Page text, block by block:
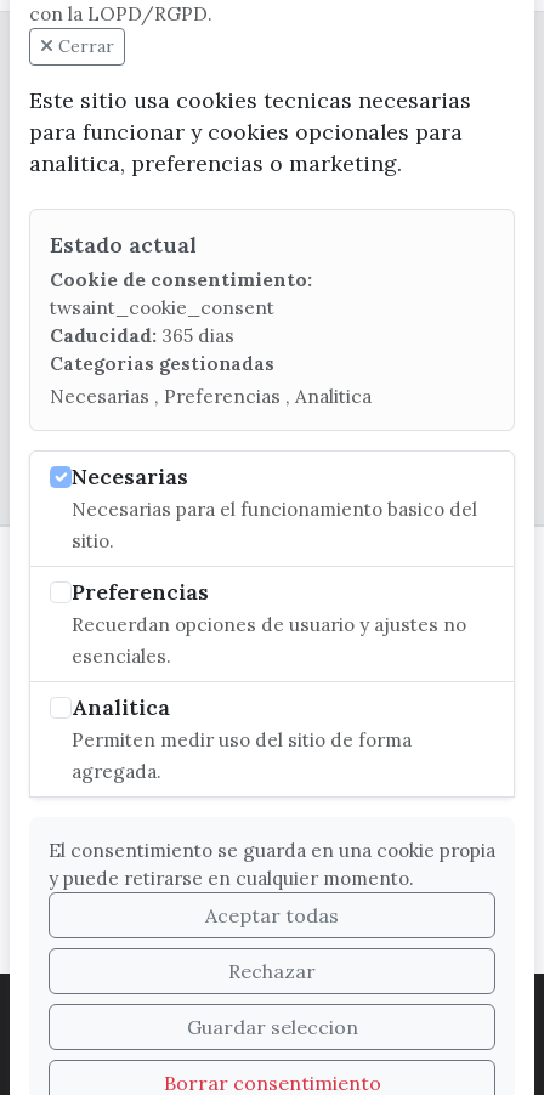
(+34) 952 541 104
turismo@velezmalaga.es
C/ Poniente, 2. CP 29740 - Torre del Mar
© EXCMO. AYUNTAMIENTO DE VÉLEZ-MÁLAGA
ACCESIBILIDAD COOKIES
LEGAL
PROTECCIÓN DE DATOS
MAPA WEB
SUGERENCIAS
con la LOPD/RGPD.
Cerrar
Este sitio usa cookies tecnicas necesarias
para funcionar y cookies opcionales para
analitica, preferencias o marketing.
Estado actual
Cookie de consentimiento:
twsaint_cookie_consent
Caducidad: 365 dias
Categorias gestionadas
Necesarias , Preferencias , Analitica
Necesarias
Necesarias para el funcionamiento basico del
sitio.
Preferencias
Recuerdan opciones de usuario y ajustes no
esenciales.
Analitica
Permiten medir uso del sitio de forma
agregada.
El consentimiento se guarda en una cookie propia
y puede retirarse en cualquier momento.
Aceptar todas
Rechazar
Guardar seleccion
Borrar consentimiento